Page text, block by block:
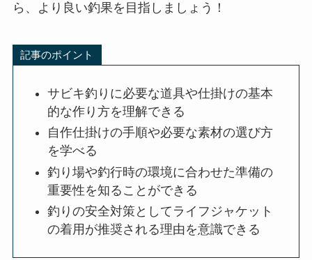
ら、より良い釣果を目指しましょう！
記事のポイント
サビキ釣りに必要な道具や仕掛けの基本
的な作り方を理解できる
自作仕掛けの手順や必要な素材の選び方
を学べる
釣り場や釣行時の環境に合わせた準備の
重要性を知ることができる
釣りの安全対策としてライフジャケット
の着用が推奨される理由を意識できる